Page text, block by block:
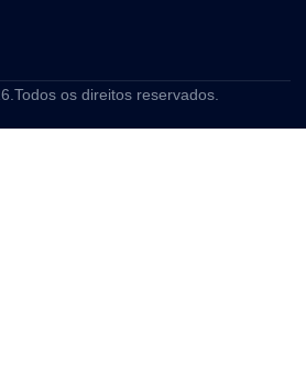
os direitos reservados.